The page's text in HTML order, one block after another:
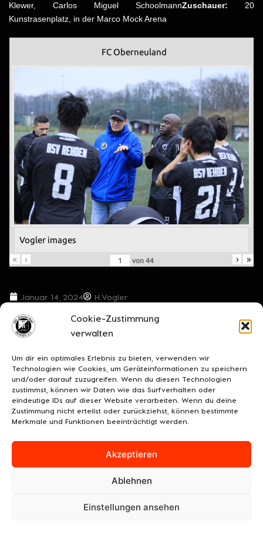
Cookie-Zustimmung
verwalten
Um dir ein optimales Erlebnis zu bieten, verwenden wir
Technologien wie Cookies, um Geräteinformationen zu speichern
und/oder darauf zuzugreifen. Wenn du diesen Technologien
zustimmst, können wir Daten wie das Surfverhalten oder
eindeutige IDs auf dieser Website verarbeiten. Wenn du deine
Zustimmung nicht erteilst oder zurückziehst, können bestimmte
Merkmale und Funktionen beeinträchtigt werden.
Akzeptieren
Ablehnen
Einstellungen ansehen
Klewer, Carlos Miguel SchoolmannZuschauer: 20
Kunstrasenplatz, in der Marco Mock Arena
FC Oberneuland
Vogler images
«
‹ von 44 › »
Januar 14, 2024 H.Vogler
VORIGER BEITRAG NÄCHSTER BEITRAG
UNSERE SPONSOREN KONTAKT
DATENSCHUTZ/COOKIES COOKIE-RICHTLINIE (EU)